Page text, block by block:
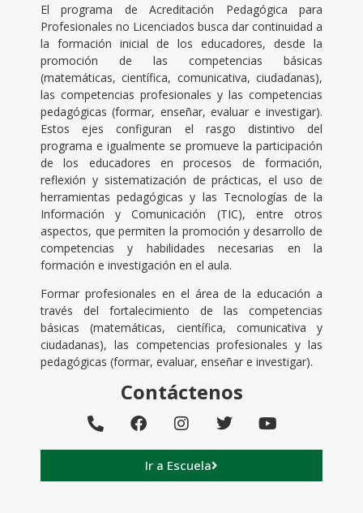
El programa de Acreditación Pedagógica para
Profesionales no Licenciados busca dar continuidad a
la formación inicial de los educadores, desde la
promoción de las competencias básicas
(matemáticas, científica, comunicativa, ciudadanas),
las competencias profesionales y las competencias
pedagógicas (formar, enseñar, evaluar e investigar).
Estos ejes configuran el rasgo distintivo del
programa e igualmente se promueve la participación
de los educadores en procesos de formación,
reflexión y sistematización de prácticas, el uso de
herramientas pedagógicas y las Tecnologías de la
Información y Comunicación (TIC), entre otros
aspectos, que permiten la promoción y desarrollo de
competencias y habilidades necesarias en la
formación e investigación en el aula.
Formar profesionales en el área de la educación a
través del fortalecimiento de las competencias
básicas (matemáticas, científica, comunicativa y
ciudadanas), las competencias profesionales y las
pedagógicas (formar, evaluar, enseñar e investigar).
Contáctenos
Ir a Escuela